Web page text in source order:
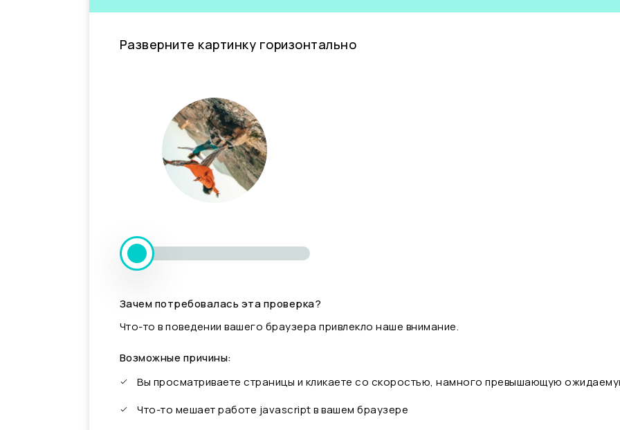
Разверните картинку горизонтально
Зачем потребовалась эта проверка?
Что-то в поведении вашего браузера привлекло наше внимание.
Возможные причины:
Вы просматриваете страницы и кликаете со скоростью, намного превышающую
Что-то мешает работе javascript в вашем браузере